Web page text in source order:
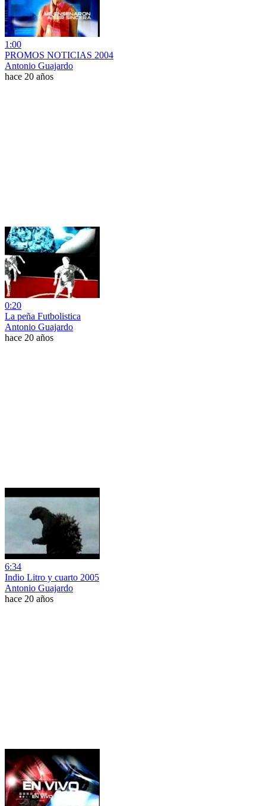
1:00
PROMOS NOTICIAS 2004
Antonio Guajardo
hace 20 años
0:20
La peña Futbolistica
Antonio Guajardo
hace 20 años
6:34
Indio Litro y cuarto 2005
Antonio Guajardo
hace 20 años